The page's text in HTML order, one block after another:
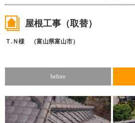
「雪止めを設置している屋根が多
もった雪が解けて落ちていく時に棟
れの原因になりますね。棟のずれか
るケースが多いです。今は防水の
で、瓦の下に水が入ったとしても
から外に逃がす施工を必ずしていま
は、屋根の頂上にある水平な部位
※2 葺き土・・・瓦を固定する材
屋根工事（取替）
Ｔ.Ｎ様 （富山県富山市）
before